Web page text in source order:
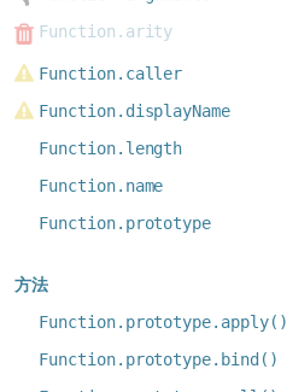
Function.arity
Function.caller
Function.displayName
Function.length
Function.name
Function.prototype
方法
Function.prototype.apply()
Function.prototype.bind()